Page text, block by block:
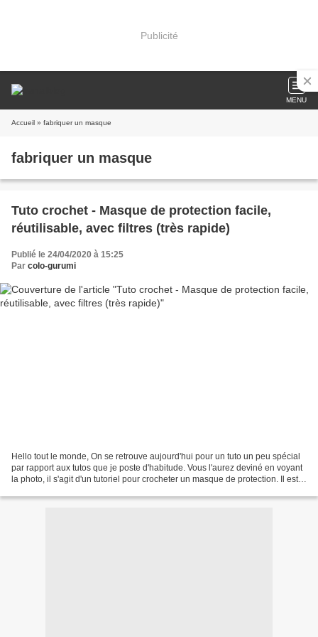
Publicité
MENU
Accueil » fabriquer un masque
fabriquer un masque
Tuto crochet - Masque de protection facile,
réutilisable, avec filtres (très rapide)
Publié le 24/04/2020 à 15:25
Par colo-gurumi
Hello tout le monde, On se retrouve aujourd'hui pour un tuto un peu spécial
par rapport aux tutos que je poste d'habitude. Vous l'aurez deviné en voyant
la photo, il s'agit d'un tutoriel pour crocheter un masque de protection. Il est